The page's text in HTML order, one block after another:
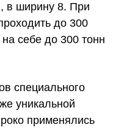
в ширину 8. При
до 300
на себе до 300 тонн
специального
уникальной
применялись